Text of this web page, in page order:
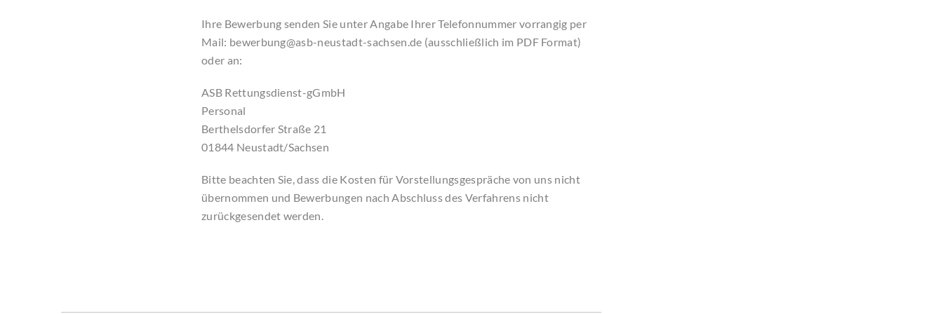
Ihre Bewerbung senden Sie unter Angabe Ihrer Telefonnummer vorrangig per
Mail: bewerbung@asb-neustadt-sachsen.de (ausschließlich im PDF Format)
oder an:
ASB Rettungsdienst-gGmbH
Personal
Berthelsdorfer Straße 21
01844 Neustadt/Sachsen
Bitte beachten Sie, dass die Kosten für Vorstellungsgespräche von uns nicht
übernommen und Bewerbungen nach Abschluss des Verfahrens nicht
zurückgesendet werden.